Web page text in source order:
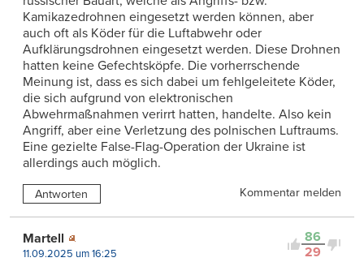
Kamikazedrohnen eingesetzt werden können, aber
auch oft als Köder für die Luftabwehr oder
Aufklärungsdrohnen eingesetzt werden. Diese Drohnen
hatten keine Gefechtsköpfe. Die vorherrschende
Meinung ist, dass es sich dabei um fehlgeleitete Köder,
die sich aufgrund von elektronischen
Abwehrmaßnahmen verirrt hatten, handelte. Also kein
Angriff, aber eine Verletzung des polnischen Luftraums.
Eine gezielte False-Flag-Operation der Ukraine ist
allerdings auch möglich.
Antworten Kommentar melden
86
29
Martell
11.09.2025 um 16:25